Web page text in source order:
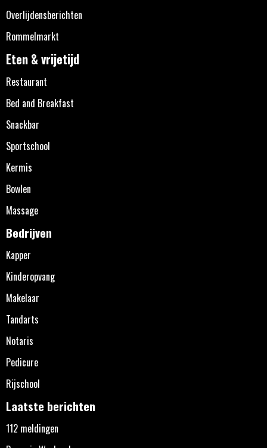
Overlijdensberichten
Rommelmarkt
Eten & vrijetijd
Restaurant
Bed and Breakfast
Snackbar
Sportschool
Kermis
Bowlen
Massage
Bedrijven
Kapper
Kinderopvang
Makelaar
Tandarts
Notaris
Pedicure
Rijschool
Laatste berichten
112 meldingen